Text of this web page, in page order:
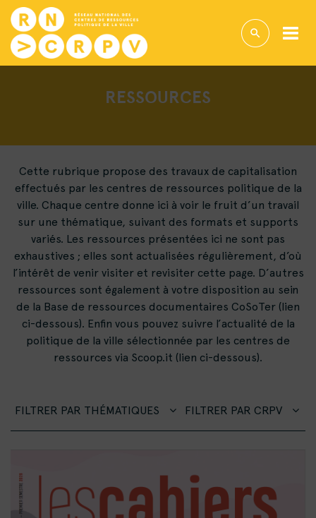
RESSOURCES
Cette rubrique propose des travaux de capitalisation
effectués par les centres de ressources politique de la
ville. Chaque centre donne ici à voir le fruit d’un travail
sur une thématique, suivant des formats et supports
variés. Les ressources présentées ici ne sont pas
exhaustives ; elles sont actualisées régulièrement, d’où
l’intérêt de venir visiter et revisiter cette page. D’autres
ressources sont également à votre disposition au sein
de la Base de ressources documentaires CoSoTer (lien
ci-dessous). Enfin vous pouvez suivre l’actualité de la
politique de la ville sélectionnée par les centres de
ressources via Scoop.it (lien ci-dessous).
FILTRER PAR THÉMATIQUES FILTRER PAR CRPV